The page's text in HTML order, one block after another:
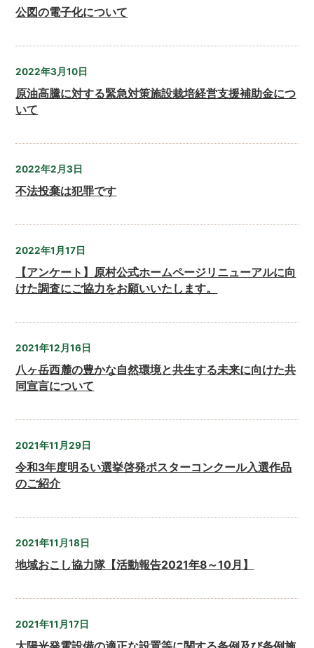
公図の電子化について
2022年3月10日
原油高騰に対する緊急対策施設栽培経営支援補助金につ
いて
2022年2月3日
不法投棄は犯罪です
2022年1月17日
【アンケート】原村公式ホームページリニューアルに向
けた調査にご協力をお願いいたします。
2021年12月16日
八ヶ岳西麓の豊かな自然環境と共生する未来に向けた共
同宣言について
2021年11月29日
令和3年度明るい選挙啓発ポスターコンクール入選作品
のご紹介
2021年11月18日
地域おこし協力隊【活動報告2021年8～10月】
2021年11月17日